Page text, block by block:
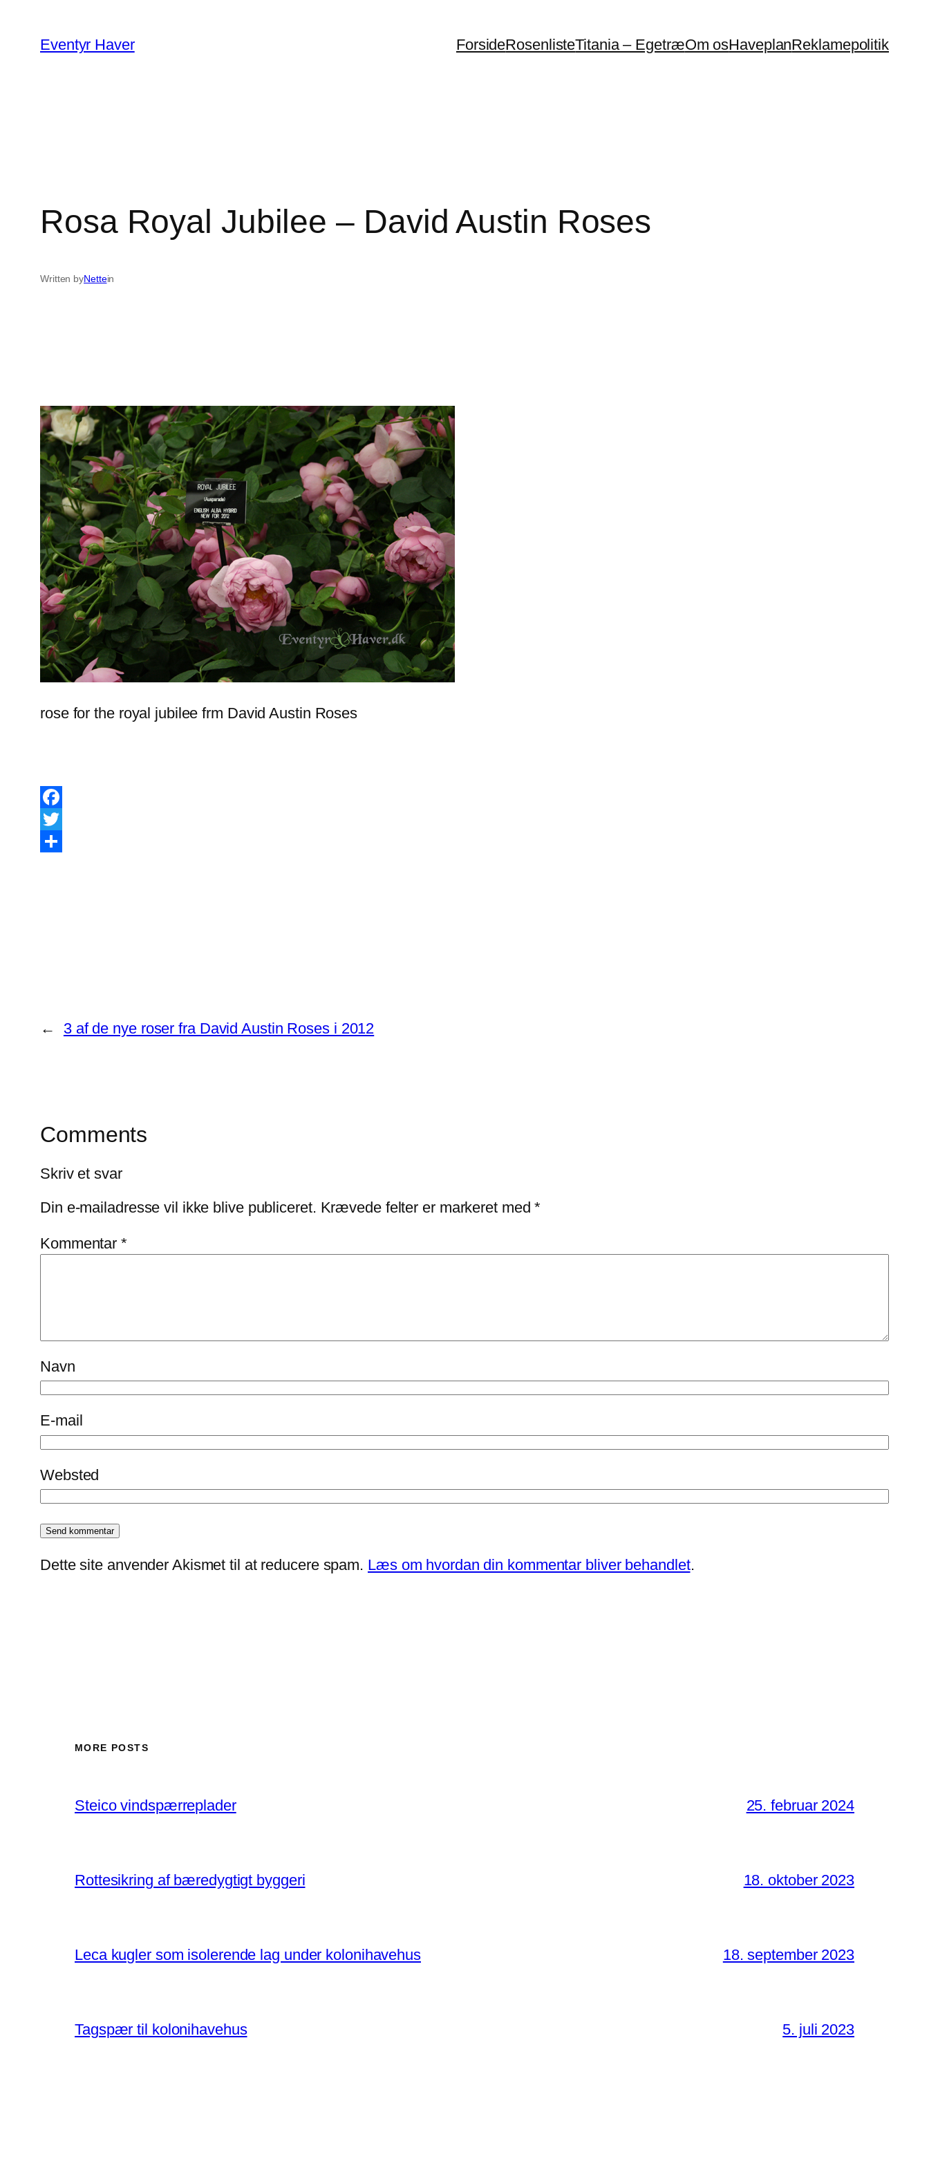
indhold
Eventyr Haver ForsideRosenlisteTitania – EgetræOm osHaveplanReklamepolitik
Rosa Royal Jubilee – David Austin Roses
Written byNettein
rose for the royal jubilee frm David Austin Roses
Facebook
Twitter
← 3 af de nye roser fra David Austin Roses i 2012
Comments
Skriv et svar
Din e-mailadresse vil ikke blive publiceret. Krævede felter er markeret med*
Kommentar*
Navn
E-mail
Websted
Dette site anvender Akismet til at reducere spam. Læs om hvordan din kommentar bliver behandlet.
MORE POSTS
Steico vindspærreplader 25. februar 2024
Rottesikring af bæredygtigt byggeri 18. oktober 2023
Leca kugler som isolerende lag under kolonihavehus 18. september 2023
Tagspær til kolonihavehus 5. juli 2023